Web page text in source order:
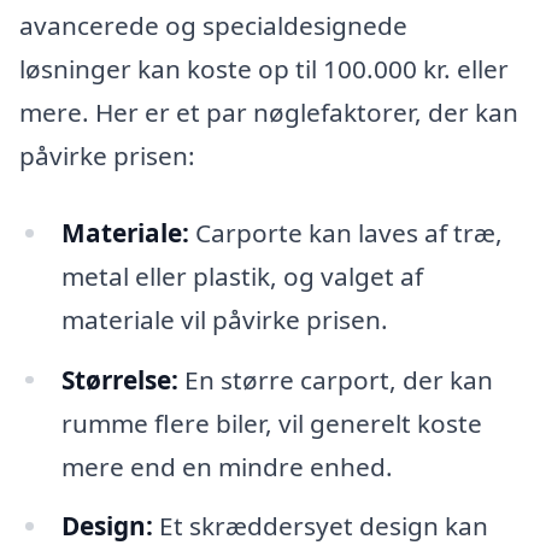
avancerede og specialdesignede
løsninger kan koste op til 100.000 kr. eller
mere. Her er et par nøglefaktorer, der kan
påvirke prisen:
Materiale: Carporte kan laves af træ,
metal eller plastik, og valget af
materiale vil påvirke prisen.
Størrelse: En større carport, der kan
rumme flere biler, vil generelt koste
mere end en mindre enhed.
Design: Et skræddersyet design kan